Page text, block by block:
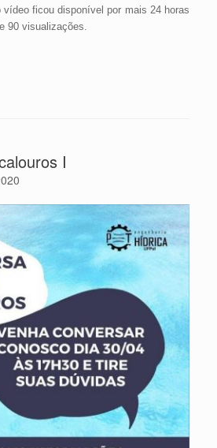
vídeo ficou disponível por mais 24 horas
90 visualizações.
I